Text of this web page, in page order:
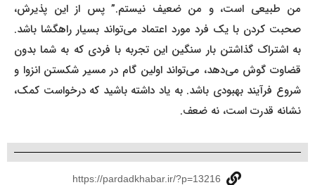
من طبیعی است، و من ضعیف نیستم.” پس از این پذیرش،
صحبت کردن با یک فرد مورد اعتماد می‌تواند بسیار راهگشا باشد.
به اشتراک گذاشتن بار سنگین این تجربه با فردی که به شما بدون
قضاوت گوش می‌دهد، می‌تواند اولین گام در مسیر شکستن انزوا و
شروع فرآیند بهبودی باشد. به یاد داشته باشید که درخواست کمک،
نشانه قدرت است، نه ضعف.
https://pardadkhabar.ir/?p=13216